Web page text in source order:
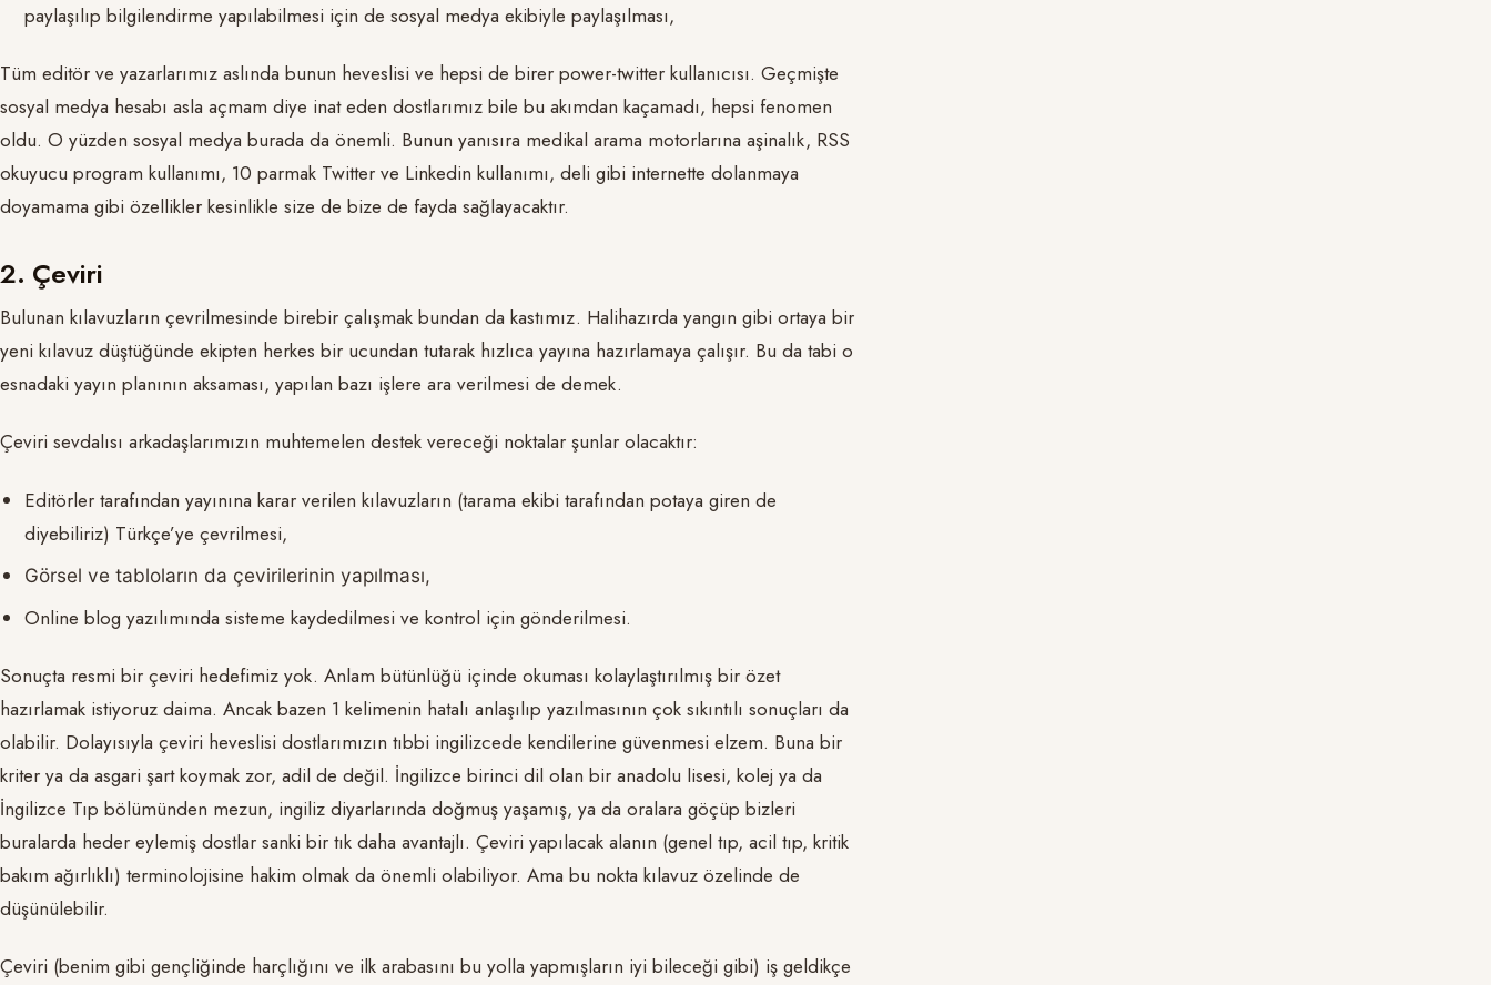
paylaşılıp bilgilendirme yapılabilmesi için de sosyal medya ekibiyle paylaşılması,
Tüm editör ve yazarlarımız aslında bunun heveslisi ve hepsi de birer power-twitter kullanıcısı. Geçmişte
sosyal medya hesabı asla açmam diye inat eden dostlarımız bile bu akımdan kaçamadı, hepsi fenomen
oldu. O yüzden sosyal medya burada da önemli. Bunun yanısıra medikal arama motorlarına aşinalık, RSS
okuyucu program kullanımı, 10 parmak Twitter ve Linkedin kullanımı, deli gibi internette dolanmaya
doyamama gibi özellikler kesinlikle size de bize de fayda sağlayacaktır.
2. Çeviri
Bulunan kılavuzların çevrilmesinde birebir çalışmak bundan da kastımız. Halihazırda yangın gibi ortaya bir
yeni kılavuz düştüğünde ekipten herkes bir ucundan tutarak hızlıca yayına hazırlamaya çalışır. Bu da tabi o
esnadaki yayın planının aksaması, yapılan bazı işlere ara verilmesi de demek.
Çeviri sevdalısı arkadaşlarımızın muhtemelen destek vereceği noktalar şunlar olacaktır:
Editörler tarafından yayınına karar verilen kılavuzların (tarama ekibi tarafından potaya giren de
diyebiliriz) Türkçe’ye çevrilmesi,
Görsel ve tabloların da çevirilerinin yapılması,
Online blog yazılımında sisteme kaydedilmesi ve kontrol için gönderilmesi.
Sonuçta resmi bir çeviri hedefimiz yok. Anlam bütünlüğü içinde okuması kolaylaştırılmış bir özet
hazırlamak istiyoruz daima. Ancak bazen 1 kelimenin hatalı anlaşılıp yazılmasının çok sıkıntılı sonuçları da
olabilir. Dolayısıyla çeviri heveslisi dostlarımızın tıbbi ingilizcede kendilerine güvenmesi elzem. Buna bir
kriter ya da asgari şart koymak zor, adil de değil. İngilizce birinci dil olan bir anadolu lisesi, kolej ya da
İngilizce Tıp bölümünden mezun, ingiliz diyarlarında doğmuş yaşamış, ya da oralara göçüp bizleri
buralarda heder eylemiş dostlar sanki bir tık daha avantajlı. Çeviri yapılacak alanın (genel tıp, acil tıp, kritik
bakım ağırlıklı) terminolojisine hakim olmak da önemli olabiliyor. Ama bu nokta kılavuz özelinde de
düşünülebilir.
Çeviri (benim gibi gençliğinde harçlığını ve ilk arabasını bu yolla yapmışların iyi bileceği gibi) iş geldikçe